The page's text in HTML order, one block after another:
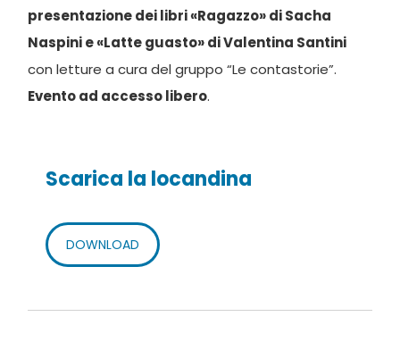
presentazione dei libri «Ragazzo» di Sacha
Naspini e «Latte guasto» di Valentina Santini
con letture a cura del gruppo “Le contastorie”.
Evento ad accesso libero.
Scarica la locandina
DOWNLOAD